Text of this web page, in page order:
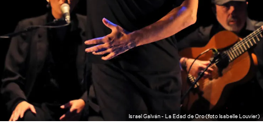
Israel Galván - La Edad de Oro (foto Isabelle Louvier)